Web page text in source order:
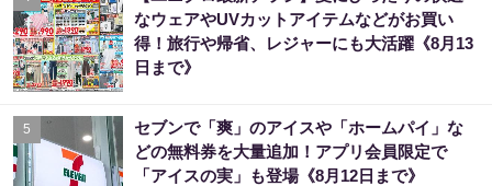
なウェアやUVカットアイテムなどがお買い
得！旅行や帰省、レジャーにも大活躍《8月13
日まで》
5
セブンで「爽」のアイスや「ホームパイ」な
どの無料券を大量追加！アプリ会員限定で
「アイスの実」も登場《8月12日まで》